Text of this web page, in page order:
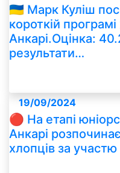
🇺🇦 Марк Куліш
короткій
Анкарі.Оцінка:
результати…
19/09/2024
🔴 На етапі
Анкарі
хлопців за